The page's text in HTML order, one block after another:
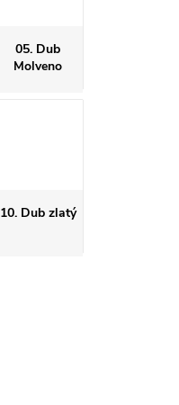
05. Dub
Molveno
10. Dub zlatý